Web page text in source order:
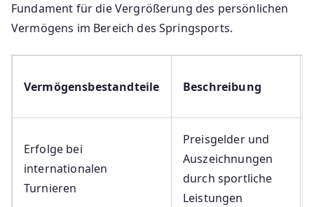
Fundament für die Vergrößerung des persönlichen
Vermögens im Bereich des Springsports.
Vermögensbestandteile Beschreibung
Erfolge bei
internationalen
Turnieren
Preisgelder und
Auszeichnungen
durch sportliche
Leistungen